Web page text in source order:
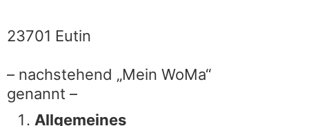
23701 Eutin
– nachstehend „Mein WoMa“
genannt –
Allgemeines